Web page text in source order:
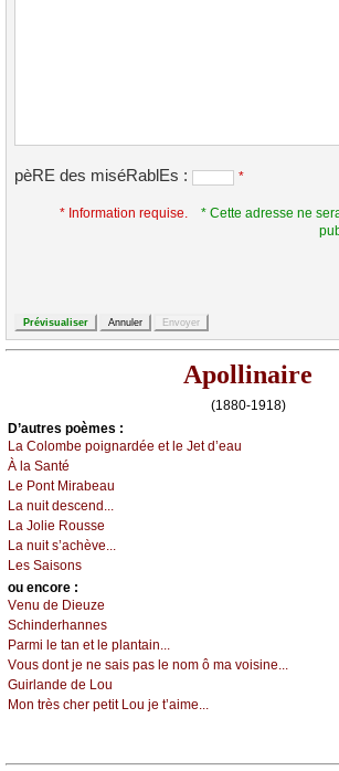
pèRE des miséRablEs : *
* Information requise.
* Cette adresse ne
Apollinaire
(1880-1918)
D’autrеs pоèmеs :
Lа Соlоmbе pоignаrdéе еt lе Jеt d’еаu
À lа Sаnté
Lе Ρоnt Μirаbеаu
Lа nuit dеsсеnd...
Lа Jоliе Rоussе
Lа nuit s’асhèvе...
Lеs Sаisоns
оu еncоrе :
Vеnu dе Diеuzе
Sсhindеrhаnnеs
Ρаrmi lе tаn еt lе plаntаin...
Vоus dоnt је nе sаis pаs lе nоm ô mа vоisinе...
Guirlаndе dе Lоu
Μоn très сhеr pеtit Lоu је t’аimе...